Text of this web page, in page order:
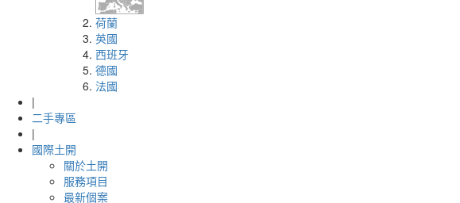
荷蘭
英國
西班牙
德國
法國
|
二手專區
|
國際土開
關於土開
服務項目
最新個案